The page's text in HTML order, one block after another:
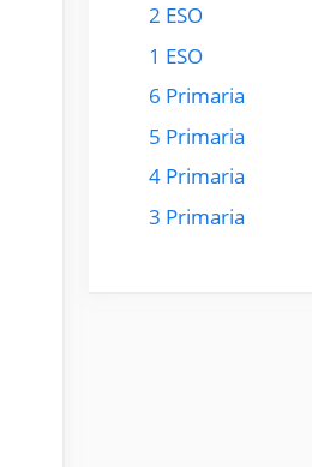
2 ESO
1 ESO
6 Primaria
5 Primaria
4 Primaria
3 Primaria